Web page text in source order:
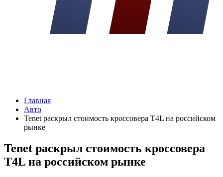
Главная
Авто
Tenet раскрыл стоимость кроссовера T4L на российском
рынке
Tenet раскрыл стоимость кроссовера
T4L на российском рынке